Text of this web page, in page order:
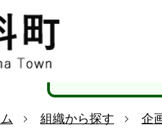
組織から探す 企